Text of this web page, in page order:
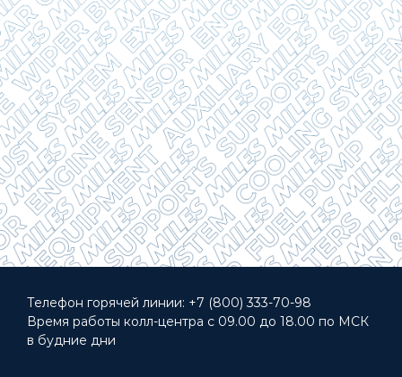
Телефон горячей линии: +7 (800) 333-70-98
Время работы колл-центра с 09.00 до 18.00 по МСК
в будние дни